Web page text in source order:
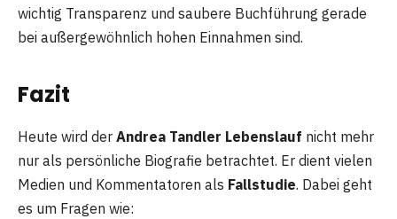
wichtig Transparenz und saubere Buchführung gerade
bei außergewöhnlich hohen Einnahmen sind.
Fazit
Heute wird der Andrea Tandler Lebenslauf nicht mehr
nur als persönliche Biografie betrachtet. Er dient vielen
Medien und Kommentatoren als Fallstudie. Dabei geht
es um Fragen wie: